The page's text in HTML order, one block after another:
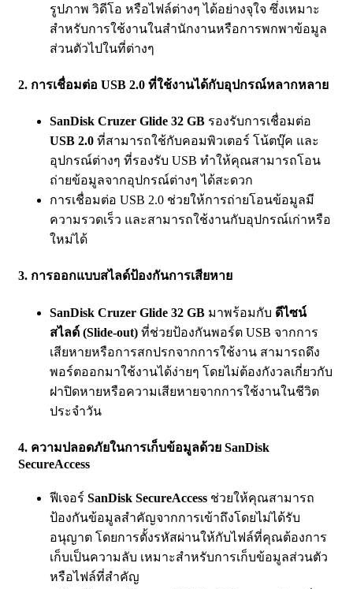
รูปภาพ วิดีโอ หรือไฟล์ต่างๆ ได้อย่างจุใจ ซึ่งเหมาะ
สำหรับการใช้งานในสำนักงานหรือการพกพาข้อมูล
ส่วนตัวไปในที่ต่างๆ
2. การเชื่อมต่อ USB 2.0 ที่ใช้งานได้กับอุปกรณ์หลากหลาย
SanDisk Cruzer Glide 32 GB รองรับการเชื่อมต่อ
USB 2.0 ที่สามารถใช้กับคอมพิวเตอร์ โน้ตบุ๊ค และ
อุปกรณ์ต่างๆ ที่รองรับ USB ทำให้คุณสามารถโอน
ถ่ายข้อมูลจากอุปกรณ์ต่างๆ ได้สะดวก
การเชื่อมต่อ USB 2.0 ช่วยให้การถ่ายโอนข้อมูลมี
ความรวดเร็ว และสามารถใช้งานกับอุปกรณ์เก่าหรือ
ใหม่ได้
3. การออกแบบสไลด์ป้องกันการเสียหาย
SanDisk Cruzer Glide 32 GB มาพร้อมกับ ดีไซน์
สไลด์ (Slide-out) ที่ช่วยป้องกันพอร์ต USB จากการ
เสียหายหรือการสกปรกจากการใช้งาน สามารถดึง
พอร์ตออกมาใช้งานได้ง่ายๆ โดยไม่ต้องกังวลเกี่ยวกับ
ฝาปิดหายหรือความเสียหายจากการใช้งานในชีวิต
ประจำวัน
4. ความปลอดภัยในการเก็บข้อมูลด้วย SanDisk
SecureAccess
ฟีเจอร์ SanDisk SecureAccess ช่วยให้คุณสามารถ
ป้องกันข้อมูลสำคัญจากการเข้าถึงโดยไม่ได้รับ
อนุญาต โดยการตั้งรหัสผ่านให้กับไฟล์ที่คุณต้องการ
เก็บเป็นความลับ เหมาะสำหรับการเก็บข้อมูลส่วนตัว
หรือไฟล์ที่สำคัญ